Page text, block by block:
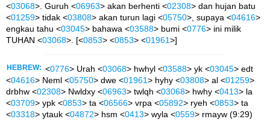
<03068>. Guruh <06963> akan berhenti <02308> dan hujan batu
<01259> tidak <03808> akan turun lagi <05750>, supaya <04616>
engkau tahu <03045> bahawa <03588> bumi <0776> ini milik
TUHAN <03068>. [<0853> <0853> <01961>]
HEBREW: <0776> Urah <03068> hwhyl <03588> yk <03045> edt
<04616> Neml <05750> dwe <01961> hyhy <03808> al <01259>
drbhw <02308> Nwldxy <06963> twlqh <03068> hwhy <0413> la
<03709> ypk <0853> ta <06566> vrpa <05892> ryeh <0853> ta
<03318> ytauk <04872> hsm <0413> wyla <0559> rmayw (9:29)